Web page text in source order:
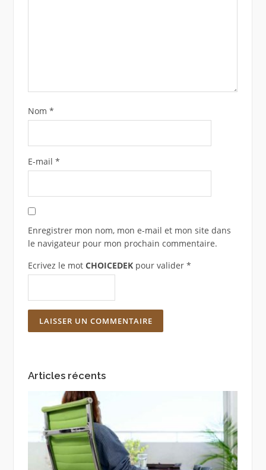
Nom *
E-mail *
Enregistrer mon nom, mon e-mail et mon site dans
le navigateur pour mon prochain commentaire.
Ecrivez le mot CHOICEDEKpour valider *
Articles récents